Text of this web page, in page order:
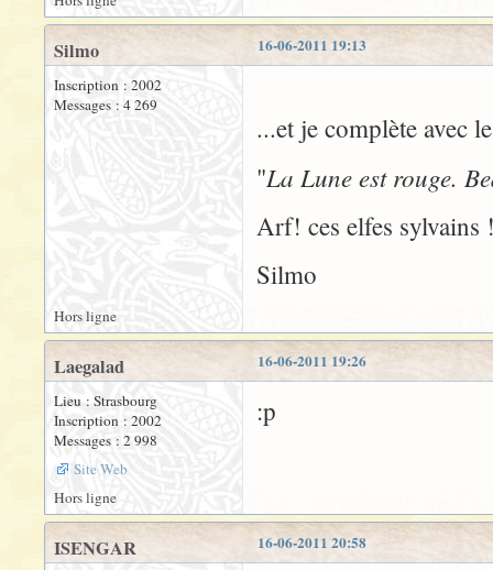
16-06-2011 19:13
Silmo
Inscription : 2002
Messages : 4 269
...et je complète avec
"La Lune est rouge.
Arf! ces elfes
Silmo
Hors ligne
16-06-2011 19:26
Laegalad
Lieu : Strasbourg
Inscription : 2002
Messages : 2 998
Site Web
:p
Hors ligne
16-06-2011 20:58
ISENGAR